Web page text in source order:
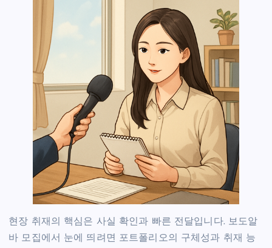
현장 취재의 핵심은 사실 확인과 빠른 전달입니다. 보도알
바 모집에서 눈에 띄려면 포트폴리오의 구체성과 취재 능